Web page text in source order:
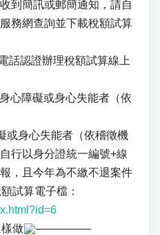
到簡訊或郵簡通知，請自
務網查詢並下載稅額試算
話認證辦理稅額試算線上
心障礙或身心失能者（依
或身心失能者（依稽徵機
行以身分證統一編號+線
，且今年為不繳不退案件
試算電子檔：
做
—————